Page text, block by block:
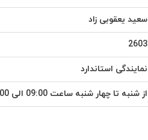
سعید یعقوبی زاد
2603
نمایندگی استاندارد
از شنبه تا چهار شنبه ساعت 09:00 الی 18:00 / پنج شنبه ساعت 09:00 الی 13:00